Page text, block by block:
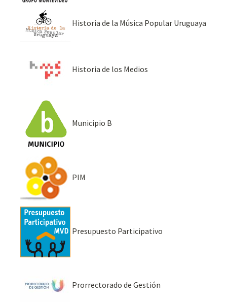
Historia de la Música Popular Uruguaya
Historia de los Medios
Municipio B
PIM
Presupuesto Participativo
Prorrectorado de Gestión